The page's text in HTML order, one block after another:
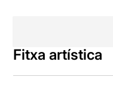
Fitxa artística